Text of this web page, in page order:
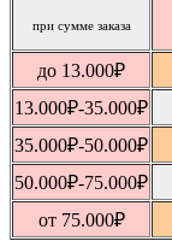
при сумме заказа
до 13.000₽
13.000₽-35.000₽
35.000₽-50.000₽
50.000₽-75.000₽
от 75.000₽